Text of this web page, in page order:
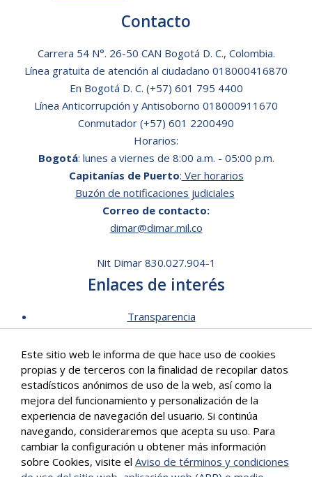
Contacto
Carrera 54 N°. 26-50 CAN Bogotá D. C., Colombia.
Línea gratuita de atención al ciudadano 018000416870
En Bogotá D. C. (+57) 601 795 4400
Línea Anticorrupción y Antisoborno 018000911670
Conmutador (+57) 601 2200490
Horarios:
Bogotá: lunes a viernes de 8:00 a.m. - 05:00 p.m.
Capitanías de Puerto: Ver horarios
Buzón de notificaciones judiciales
Correo de contacto:
dimar@dimar.mil.co
Nit Dimar 830.027.904-1
Enlaces de interés
Transparencia
Mecanismos de contacto
Software para personas en situación de discapacidad
Signos en Red
Intranet de Dimar
Correo Institucional
Políticas
Mapa del sitio
Este sitio web le informa de que hace uso de cookies
propias y de terceros con la finalidad de recopilar datos
estadísticos anónimos de uso de la web, así como la
mejora del funcionamiento y personalización de la
experiencia de navegación del usuario. Si continúa
navegando, consideraremos que acepta su uso. Para
cambiar la configuración u obtener más información
sobre Cookies, visite elAviso de términos y condiciones